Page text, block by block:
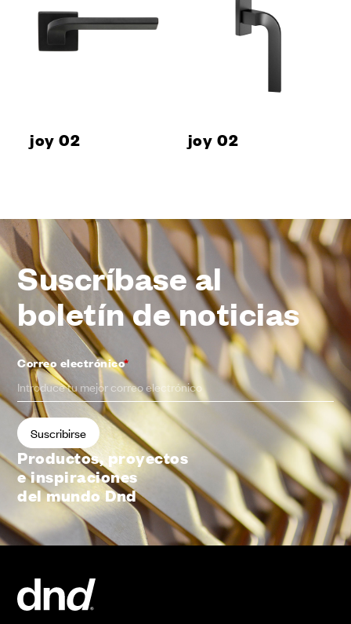
joy 02 joy 02
Suscríbase al
boletín de noticias
Correo electrónico*
Productos, proyectos
e inspiraciones
del mundo Dnd